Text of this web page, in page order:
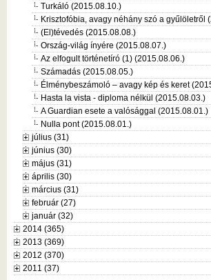
Turkáló (2015.08.10.)
Krisztofóbia, avagy néhány szó a gyűlöletről
(El)tévedés (2015.08.08.)
Ország-világ ínyére (2015.08.07.)
Az elfogult történetíró (1) (2015.08.06.)
Számadás (2015.08.05.)
Élménybeszámoló – avagy kép és keret
Hasta la vista - diploma nélkül (2015.08.03.)
A Guardian esete a valósággal (2015.08.01.)
Nulla pont (2015.08.01.)
július (31)
június (30)
május (31)
április (30)
március (31)
február (27)
január (32)
2014 (365)
2013 (369)
2012 (370)
2011 (37)